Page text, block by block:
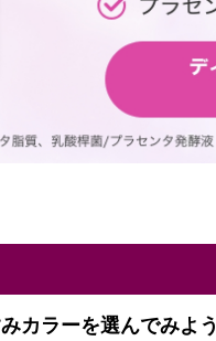
カラーを選んでみよう